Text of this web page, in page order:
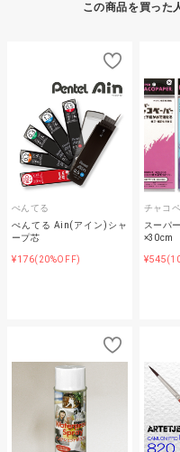
この商品を買った
ぺんてる
ぺんてる Ain(アイン)シャ
ープ芯
¥176(20%OFF)
チャコ
スーパ
×30cm
¥545